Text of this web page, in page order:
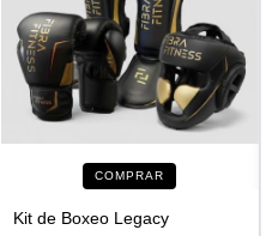
COMPRAR
Kit de Boxeo Legacy